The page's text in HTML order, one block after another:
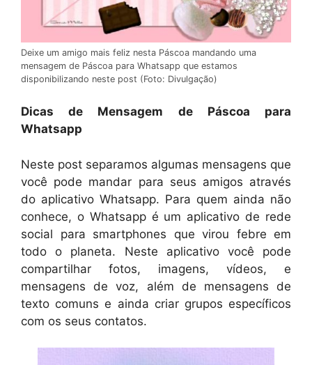
Deixe um amigo mais feliz nesta Páscoa mandando uma
mensagem de Páscoa para Whatsapp que estamos
disponibilizando neste post (Foto: Divulgação)
Dicas de Mensagem de Páscoa para
Whatsapp
Neste post separamos algumas mensagens que
você pode mandar para seus amigos através
do aplicativo Whatsapp. Para quem ainda não
conhece, o Whatsapp é um aplicativo de rede
social para smartphones que virou febre em
todo o planeta. Neste aplicativo você pode
compartilhar fotos, imagens, vídeos, e
mensagens de voz, além de mensagens de
texto comuns e ainda criar grupos específicos
com os seus contatos.